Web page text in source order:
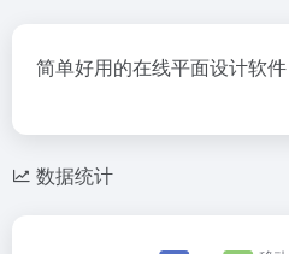
简单好用的在线平面设计软件
数据统计